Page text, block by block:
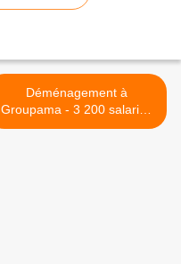
Déménagement à
Groupama - 3 200 salariés
seraient déplacés sur